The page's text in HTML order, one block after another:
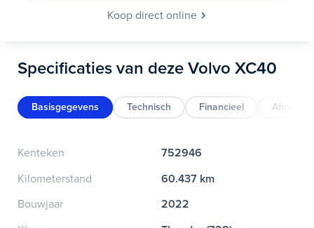
Koop direct online
Specificaties van deze Volvo XC40
Basisgegevens Technisch Financieel
Kenteken
752946
Kilometerstand
60.437 km
Bouwjaar
2022